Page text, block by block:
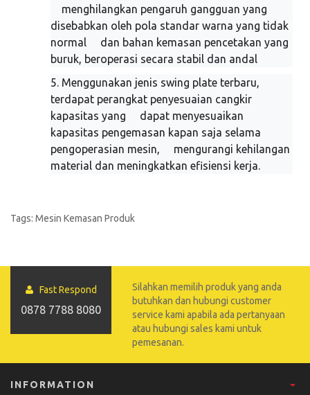
menghilangkan pengaruh gangguan yang
disebabkan oleh pola standar warna yang tidak
normal dan bahan kemasan pencetakan yang
buruk, beroperasi secara stabil dan andal
5. Menggunakan jenis swing plate terbaru,
terdapat perangkat penyesuaian cangkir
kapasitas yang dapat menyesuaikan
kapasitas pengemasan kapan saja selama
pengoperasian mesin, mengurangi kehilangan
material dan meningkatkan efisiensi kerja.
Tags: Mesin Kemasan Produk
Fast Respond
0878 7788 8080
Silahkan memilih produk yang anda
butuhkan dan hubungi customer
service kami apabila ada pertanyaan
atau hubungi sales kami untuk
pemesanan.
INFORMATION